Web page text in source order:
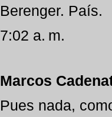
Berenger. País.
7:02 a. m.
Marcos
Pues nada,